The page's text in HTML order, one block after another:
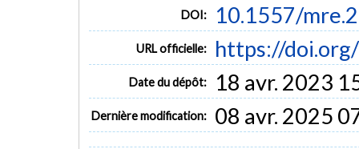
DOI: 10.1557/
URL officielle: https://
Date du dépôt: 18 avr. 2023
Dernière modification: 08 avr. 2025